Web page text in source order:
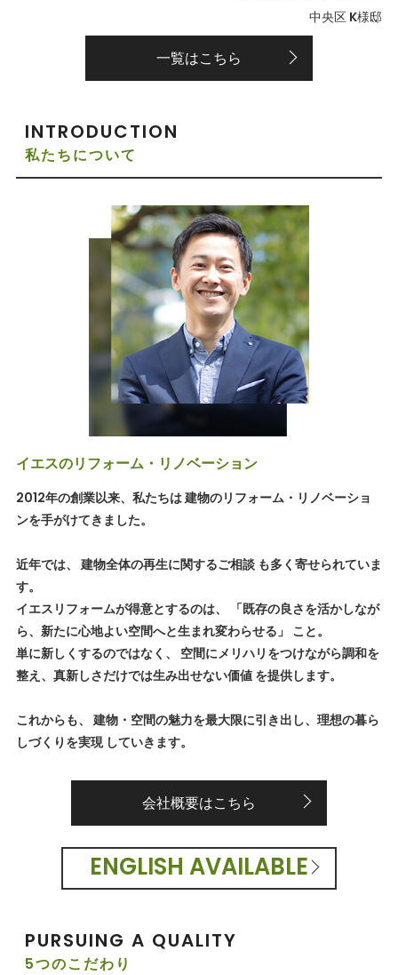
中央区 K様邸
一覧はこちら
INTRODUCTION
私たちについて
イエスのリフォーム・リノベーション
2012年の創業以来、私たちは 建物のリフォーム・リノベーショ
ンを手がけてきました。
近年では、 建物全体の再生に関するご相談 も多く寄せられていま
す。
イエスリフォームが得意とするのは、 「既存の良さを活かしなが
ら、新たに心地よい空間へと生まれ変わらせる」 こと。
単に新しくするのではなく、 空間にメリハリをつけながら調和を
整え、真新しさだけでは生み出せない価値 を提供します。
これからも、 建物・空間の魅力を最大限に引き出し、理想の暮ら
しづくりを実現 していきます。
会社概要はこちら
ENGLISH AVAILABLE
PURSUING A QUALITY
5つのこだわり